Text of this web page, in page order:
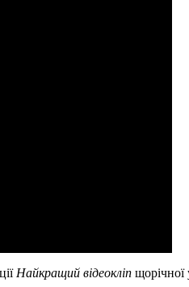
Найкращий відеокліп щорічної